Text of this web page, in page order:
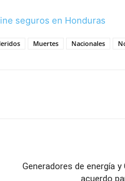
seguros en Honduras
Muertes Nacionales
Generadores de energía
acuerdo